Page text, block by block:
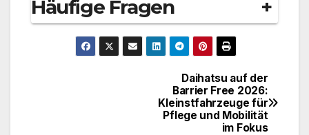
Häufige Fragen +
Beitragsnavigation
Daihatsu auf der
Barrier Free 2026:
Kleinstfahrzeuge für
Pflege und Mobilität
im Fokus